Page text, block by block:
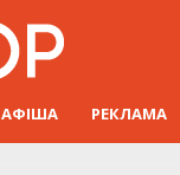
АФІША РЕКЛАМА